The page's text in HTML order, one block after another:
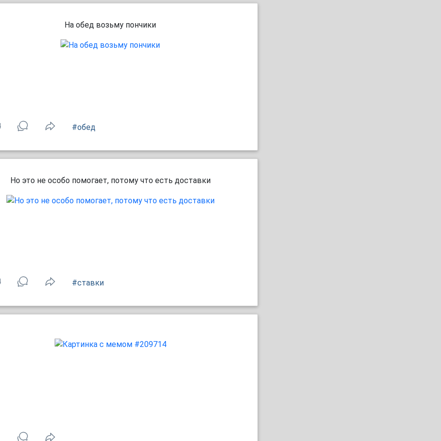
На обед возьму пончики
#обед
Но это не особо помогает, потому что есть доставки
#ставки